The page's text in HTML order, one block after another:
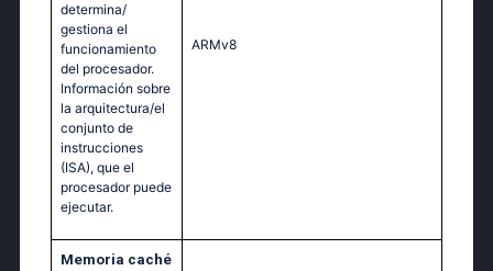
determina/
gestiona el
funcionamiento
del procesador.
Información sobre
la arquitectura/el
conjunto de
instrucciones
(ISA), que el
procesador puede
ejecutar.
ARMv8
Memoria caché